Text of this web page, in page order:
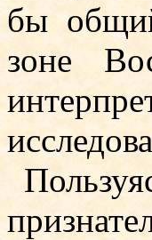
бы
зоне